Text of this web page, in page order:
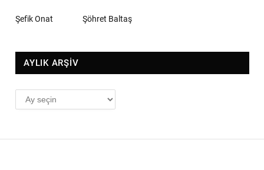
Şefik Onat Şöhret Baltaş
AYLIK ARŞİV
AYLIK
ARŞİV